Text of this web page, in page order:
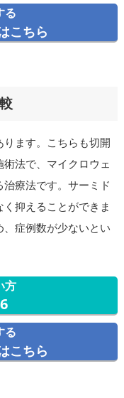
る
こちら
ます。こちらも切開
法で、マイクロウェ
療法です。サーミド
抑えることができま
症例数が少ないとい
方
る
こちら